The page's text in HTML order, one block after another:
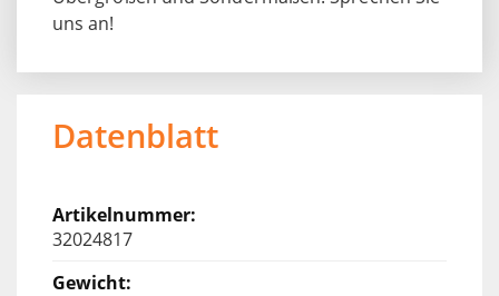
uns an!
Datenblatt
32024817